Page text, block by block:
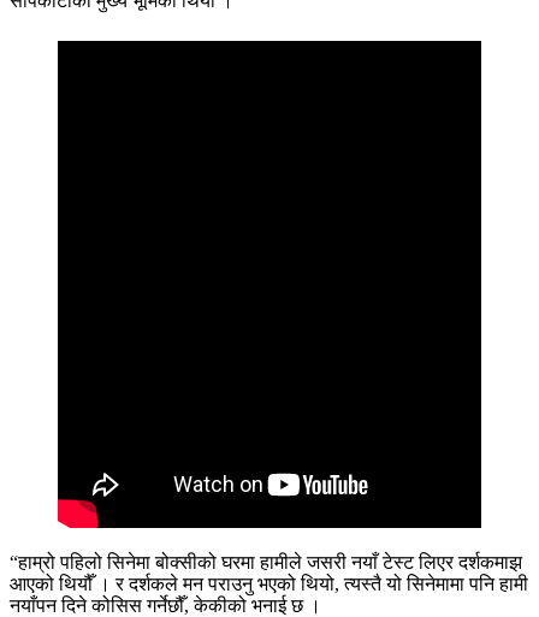
“हाम्रो पहिलो सिनेमा बोक्सीको घरमा हामीले जसरी नयाँ टेस्ट लिएर दर्शकमाझ
आएको थियौँ । र दर्शकले मन पराउनु भएको थियो, त्यस्तै यो सिनेमामा पनि हामी
नयाँपन दिने कोसिस गर्नेछौँ, केकीको भनाई छ ।